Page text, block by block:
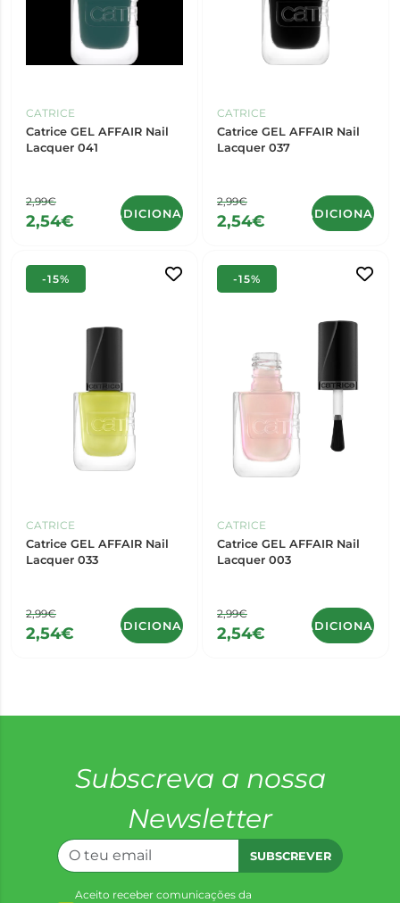
CATRICE
Catrice GEL AFFAIR Nail
Lacquer 041
2,99€
2,54€ ADICIONAR
CATRICE
Catrice GEL AFFAIR Nail
Lacquer 037
2,99€
2,54€ ADICIONAR
-15%
CATRICE
Catrice GEL AFFAIR Nail
Lacquer 033
2,99€
2,54€ ADICIONAR
-15%
CATRICE
Catrice GEL AFFAIR Nail
Lacquer 003
2,99€
2,54€ ADICIONAR
Subscreva a nossa
Newsletter
SUBSCREVER
Aceito receber comunicações da